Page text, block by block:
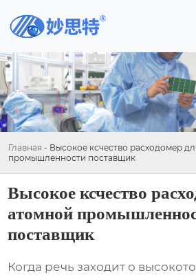
Главная - Высокое ксчество расходомер
промышленности поставщик
Высокое ксчество
атомной
поставщик
Когда речь заходит о